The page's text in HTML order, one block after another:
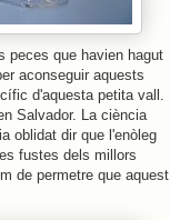
peces que havien hagut
aconseguir aquests
d'aquesta petita vall.
Salvador. La ciència
oblidat dir que l'enòleg
fustes dels millors
de permetre que aquest